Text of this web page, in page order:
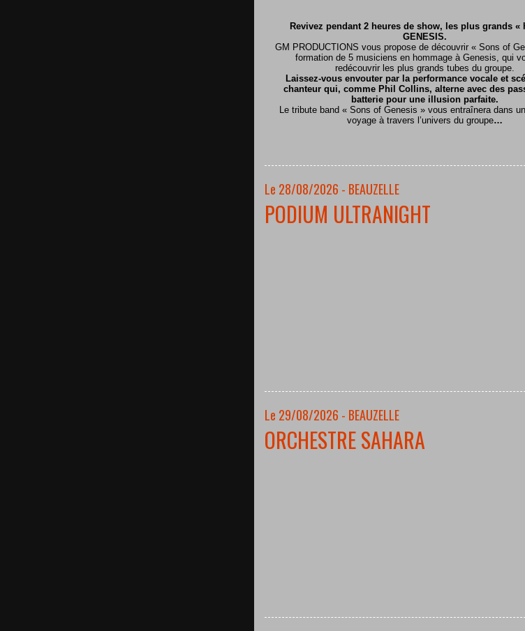
Revivez pendant 2 heures de show, les plus grands «
GENESIS.
GM PRODUCTIONS vous propose de découvrir « Sons of
formation de 5 musiciens en hommage à Genesis, qui
redécouvrir les plus grands tubes du groupe.
Laissez-vous envouter par la performance vocale et
chanteur qui, comme Phil Collins, alterne avec des
batterie pour une illusion parfaite.
Le tribute band « Sons of Genesis » vous entraînera dans
voyage à travers l’univers du groupe…
Le 28/08/2026 - BEAUZELLE
PODIUM ULTRANIGHT
Le 29/08/2026 - BEAUZELLE
ORCHESTRE SAHARA